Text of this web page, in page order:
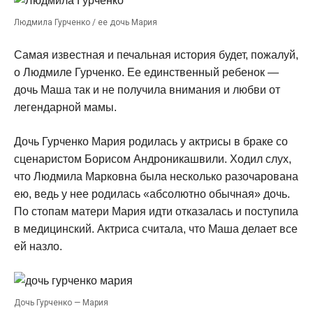
Людмила Гурченко / ее дочь Мария
Самая известная и печальная история будет, пожалуй,
о Людмиле Гурченко. Ее единственный ребенок —
дочь Маша так и не получила внимания и любви от
легендарной мамы.
Дочь Гурченко Мария родилась у актрисы в браке со
сценаристом Борисом Андроникашвили. Ходил слух,
что Людмила Марковна была несколько разочарована
ею, ведь у нее родилась «абсолютно обычная» дочь.
По стопам матери Мария идти отказалась и поступила
в медицинский. Актриса считала, что Маша делает все
ей назло.
Дочь Гурченко — Мария